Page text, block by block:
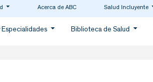
Acerca de ABC Salud Incluyente
Especialidades Biblioteca de Salud